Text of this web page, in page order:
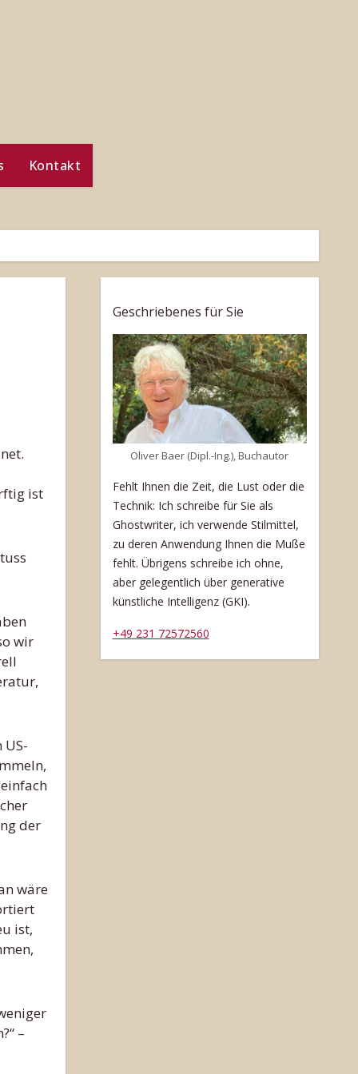
Kontakt
ist
wir
der
wäre
ist,
–
Geschriebenes für Sie
Oliver Baer (Dipl.-Ing.), Buchautor
Fehlt Ihnen die Zeit, die Lust oder die
Technik: Ich schreibe für Sie als
Ghostwriter, ich verwende Stilmittel,
zu deren Anwendung Ihnen die Muße
fehlt. Übrigens schreibe ich ohne,
aber gelegentlich über generative
künstliche Intelligenz (GKI).
+49 231 72572560